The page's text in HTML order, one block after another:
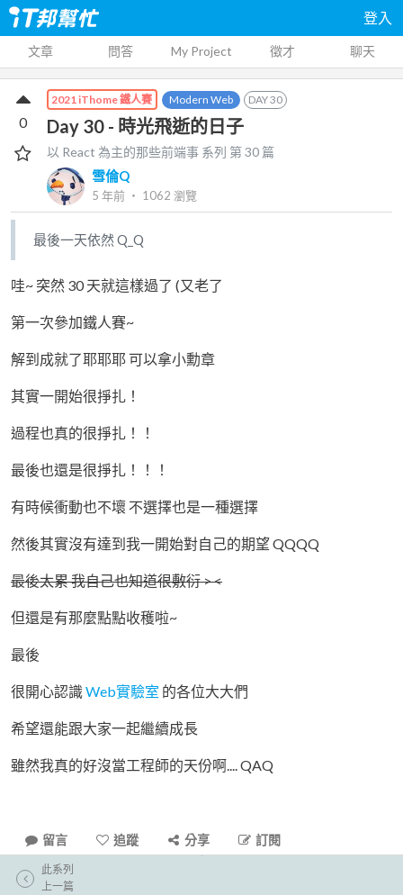
登入
文章 問答 My Project 徵才 聊天
2021 iThome 鐵人賽 Modern Web DAY30
Day 30 - 時光飛逝的日子
以 React 為主的那些前端事 系列 第30 篇
雪倫Q
5 年前 ‧ 1062 瀏覽
0
最後一天依然 Q_Q
哇~ 突然 30 天就這樣過了 (又老了
第一次參加鐵人賽~
解到成就了耶耶耶 可以拿小勳章
其實一開始很掙扎！
過程也真的很掙扎！！
最後也還是很掙扎！！！
有時候衝動也不壞 不選擇也是一種選擇
然後其實沒有達到我一開始對自己的期望 QQQQ
最後太累 我自己也知道很敷衍 > <
但還是有那麼點點收穫啦~
最後
很開心認識Web實驗室 的各位大大們
希望還能跟大家一起繼續成長
雖然我真的好沒當工程師的天份啊.... QAQ
留言 追蹤 分享 訂閱
此系列
上一篇